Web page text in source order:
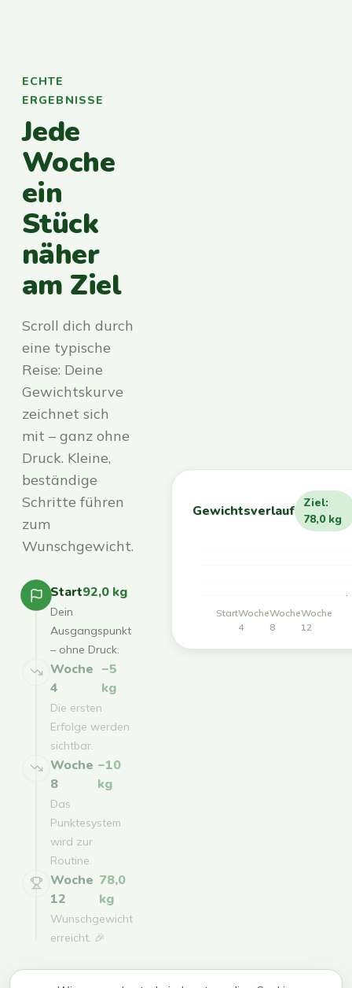
ECHTE
ERGEBNISSE
Jede
Woche
ein
Stück
näher
am Ziel
Scroll dich durch
eine typische
Reise: Deine
Gewichtskurve
zeichnet sich
mit – ganz ohne
Druck. Kleine,
beständige
Schritte führen
zum
Wunschgewicht.
Start92,0 kg
Dein
Ausgangspunkt
– ohne Druck.
Woche
4
−5
kg
Die ersten
Erfolge werden
sichtbar.
Woche
8
−10
kg
Das
Punktesystem
wird zur
Routine.
Woche
12
78,0
kg
Wunschgewicht
erreicht. 🎉
Gewichtsverlauf
Ziel:
78,0 kg
StartWoche
4
Woche
8
Woche
12